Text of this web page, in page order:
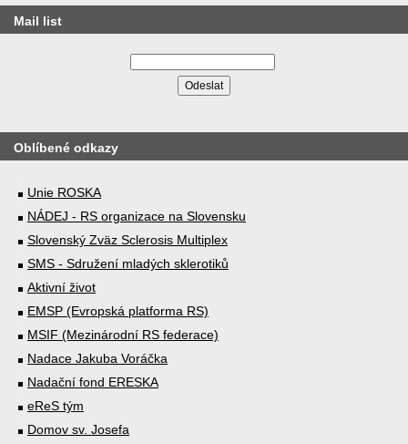
Mail list
Oblíbené odkazy
Unie ROSKA
NÁDEJ - RS organizace na Slovensku
Slovenský Zväz Sclerosis Multiplex
SMS - Sdružení mladých sklerotiků
Aktivní život
EMSP (Evropská platforma RS)
MSIF (Mezinárodní RS federace)
Nadace Jakuba Voráčka
Nadační fond ERESKA
eReS tým
Domov sv. Josefa